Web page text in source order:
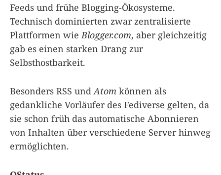
Feeds und frühe Blogging-Ökosysteme.
Technisch dominierten zwar zentralisierte
Plattformen wie Blogger.com, aber gleichzeitig
gab es einen starken Drang zur
Selbsthostbarkeit.
Besonders RSS und Atom können als
gedankliche Vorläufer des Fediverse gelten, da
sie schon früh das automatische Abonnieren
von Inhalten über verschiedene Server hinweg
ermöglichten.